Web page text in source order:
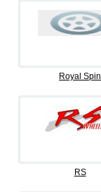
Royal Spin
RS